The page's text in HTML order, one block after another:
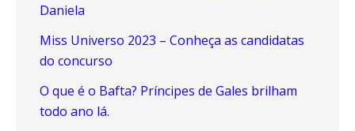
Daniela
Miss Universo 2023 – Conheça as candidatas
do concurso
O que é o Bafta? Príncipes de Gales brilham
todo ano lá.